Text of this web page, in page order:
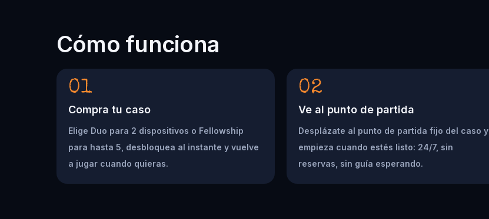
Cómo funciona
01
Compra tu caso
Elige Duo para 2 dispositivos o Fellowship
para hasta 5, desbloquea al instante y vuelve
a jugar cuando quieras.
02
Ve al punto de partida
Desplázate al punto de partida fijo del caso y
empieza cuando estés listo: 24/7, sin
reservas, sin guía esperando.